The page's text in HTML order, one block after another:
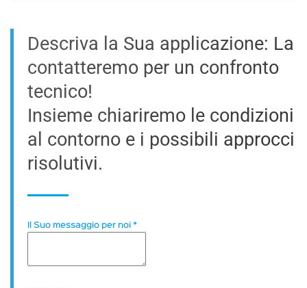
Descriva la Sua applicazione: La
contatteremo per un confronto
tecnico!
Insieme chiariremo le condizioni
al contorno e i possibili approcci
risolutivi.
Il Suo messaggio per noi *